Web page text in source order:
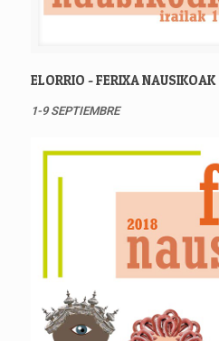
ELORRIO - FERIXA NAUSIKOAK
1-9 SEPTIEMBRE